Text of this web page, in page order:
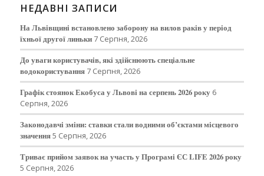
НЕДАВНІ ЗАПИСИ
На Львівщині встановлено заборону на вилов раків у період
їхньої другої линьки 7 Серпня, 2026
До уваги користувачів, які здійснюють спеціальне
водокористування 7 Серпня, 2026
Графік стоянок Екобуса у Львові на серпень 2026 року 6
Серпня, 2026
Законодавчі зміни: ставки стали водними об’єктами місцевого
значення5 Серпня, 2026
Триває прийом заявок на участь у Програмі ЄС LIFE 2026 року
5 Серпня, 2026